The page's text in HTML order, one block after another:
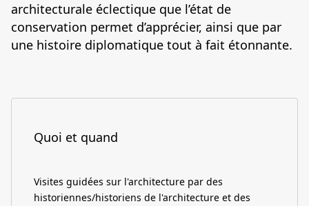
architecturale éclectique que l’état de
conservation permet d’apprécier, ainsi que par
une histoire diplomatique tout à fait étonnante.
Quoi et quand
Visites guidées sur l'architecture par des
historiennes/historiens de l'architecture et des